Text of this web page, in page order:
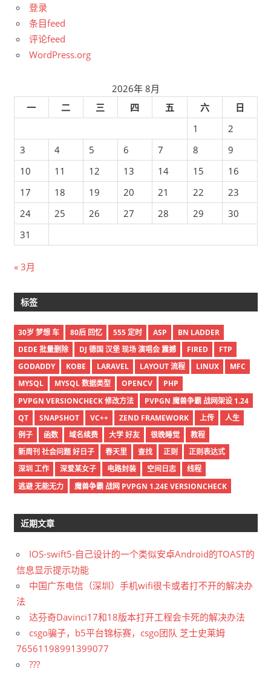
登录
条目feed
评论feed
WordPress.org
2026年 8月
一
二 三 四 五 六
日
1
2
3
4 5 6 7 8
9
10
11 12 13 14 15
16
17
18 19 20 21 22
23
24
25 26 27 28 29
30
31
« 3月
标签
30岁 梦想 车 80后 回忆 555 定时 ASP
BN LADDER
DEDE 批量删除
DJ 德国 汉堡 现场 演唱会 震撼 FIRED
FTP
GODADDY
KOBE LARAVEL LAYOUT 流程 LINUX
MFC
MYSQL
MYSQL 数据类型 OPENCV
PHP
PVPGN VERSIONCHECK 修改方法
PVPGN 魔兽争霸 战网架设 1.24
QT
SNAPSHOT VC++ ZEND FRAMEWORK 上传
人生
例子
函数 域名续费 大学 好友 很晚睡觉
教程
新周刊 社会问题 好日子
春天里 查找 正则
正则表达式
深圳 工作
深爱某女子 电路封装 空间日志
线程
逃避 无能无力
魔兽争霸 战网 PVPGN 1.24E VERSIONCHECK
近期文章
IOS-swift5-自己设计的一个类似安卓Android的TOAST的
信息显示提示功能
中国广东电信（深圳）手机wifi很卡或者打不开的解决办
法
达芬奇Davinci17和18版本打开工程会卡死的解决办法
csgo骗子，b5平台锦标赛，csgo团队 芝士史莱姆
76561198991399077
???